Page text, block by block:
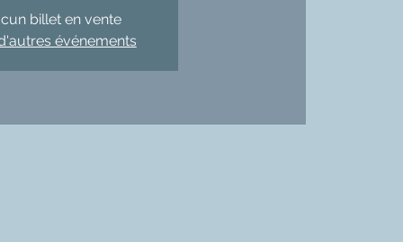
billet en vente
événements